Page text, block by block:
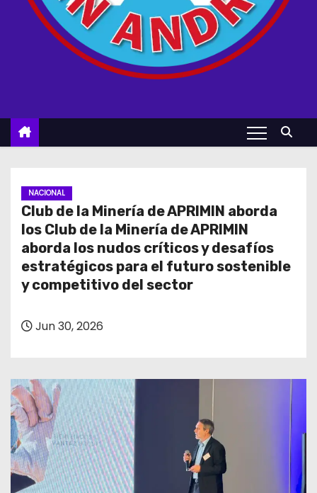
NACIONAL
Club de la Minería de APRIMIN aborda
los Club de la Minería de APRIMIN
aborda los nudos críticos y desafíos
estratégicos para el futuro sostenible
y competitivo del sector
Jun 30, 2026